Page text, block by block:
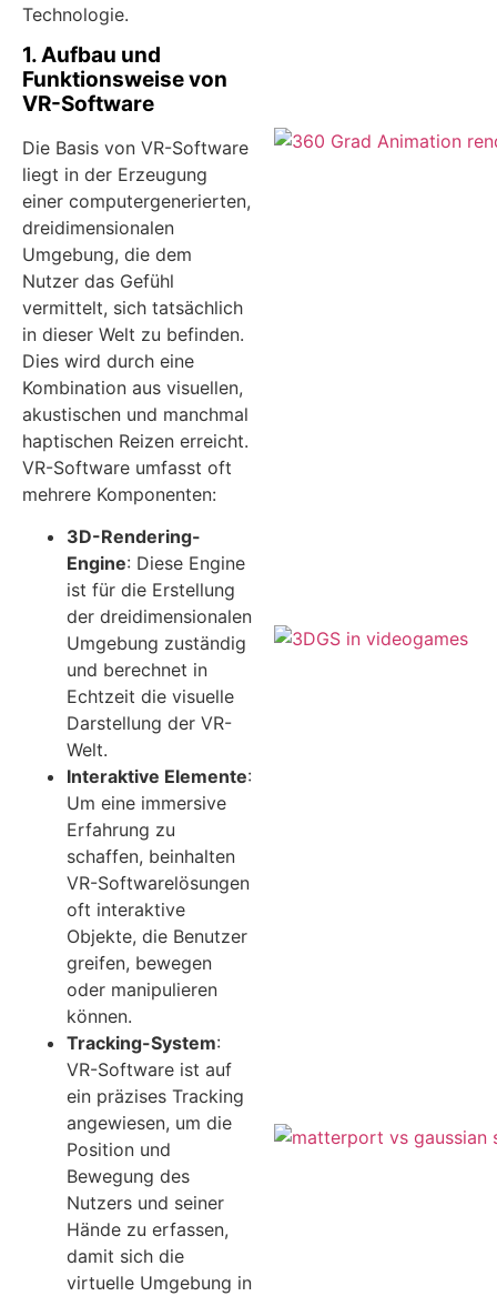
Technologie.
1. Aufbau und
Funktionsweise von
VR-Software
Die Basis von VR-Software
liegt in der Erzeugung
einer computergenerierten,
dreidimensionalen
Umgebung, die dem
Nutzer das Gefühl
vermittelt, sich tatsächlich
in dieser Welt zu befinden.
Dies wird durch eine
Kombination aus visuellen,
akustischen und manchmal
haptischen Reizen erreicht.
VR-Software umfasst oft
mehrere Komponenten:
3D-Rendering-
Engine: Diese Engine
ist für die Erstellung
der dreidimensionalen
Umgebung zuständig
und berechnet in
Echtzeit die visuelle
Darstellung der VR-
Welt.
Interaktive Elemente:
Um eine immersive
Erfahrung zu
schaffen, beinhalten
VR-Softwarelösungen
oft interaktive
Objekte, die Benutzer
greifen, bewegen
oder manipulieren
können.
Tracking-System:
VR-Software ist auf
ein präzises Tracking
angewiesen, um die
Position und
Bewegung des
Nutzers und seiner
Hände zu erfassen,
damit sich die
virtuelle Umgebung in